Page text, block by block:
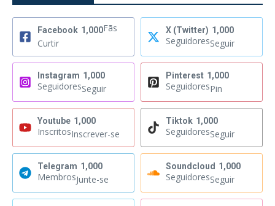
Facebook 1,000Fãs
Curtir
X (Twitter) 1,000
SeguidoresSeguir
Instagram 1,000
SeguidoresSeguir
Pinterest 1,000
SeguidoresPin
Youtube 1,000
InscritosInscrever-se
Tiktok 1,000
SeguidoresSeguir
Telegram 1,000
MembrosJunte-se
Soundcloud 1,000
SeguidoresSeguir